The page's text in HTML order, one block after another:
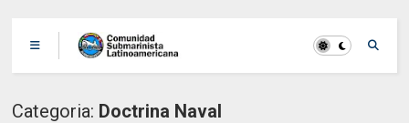
Categoria: Doctrina Naval